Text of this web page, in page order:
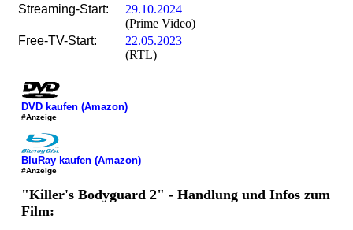
Streaming-Start:
29.10.2024
(Prime Video)
Free-TV-Start:
22.05.2023
(RTL)
DVD kaufen (Amazon)
#Anzeige
BluRay kaufen (Amazon)
#Anzeige
"Killer's Bodyguard 2" - Handlung und Infos zum
Film: